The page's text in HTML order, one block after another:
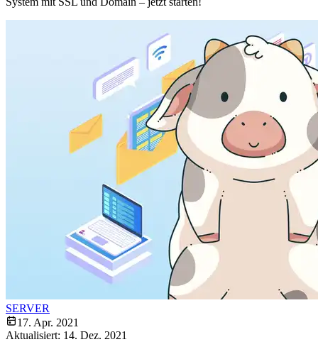
SERVER
17. Apr. 2021
Aktualisiert: 14. Dez. 2021